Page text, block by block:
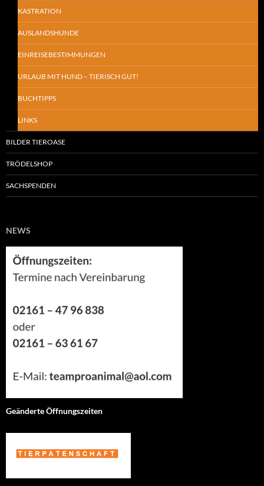
KASTRATION
AUSLANDSHUNDE
EINREISEBESTIMMUNGEN
URLAUB MIT HUND – TIERISCH GUT!
BUCHTIPPS
LINKS
BILDER TIEROASE
TRÖDELSHOP
SACHSPENDEN
NEWS
Geänderte Öffnungszeiten